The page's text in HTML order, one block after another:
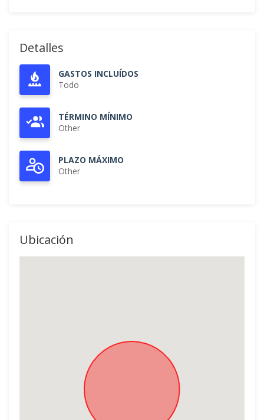
Detalles
GASTOS INCLUÍDOS
Todo
TÉRMINO MÍNIMO
Other
PLAZO MÁXIMO
Other
Ubicación